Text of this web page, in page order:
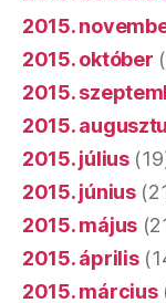
2015.
2015. október
2015.
2015.
2015. július
2015. június
2015. május
2015. április
2015. március